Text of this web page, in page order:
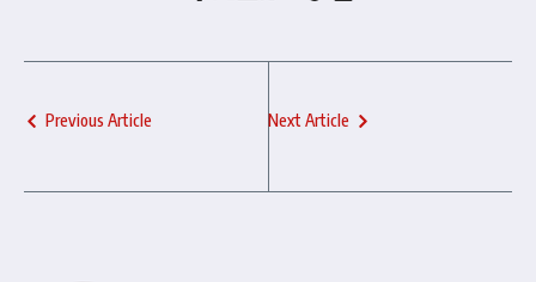
Previous Article Next Article